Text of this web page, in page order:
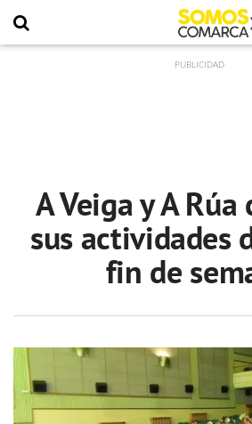
A Veiga y A
sus actividades
fin de